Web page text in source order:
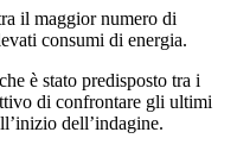
il maggior numero di
consumi di energia.
è stato predisposto tra i
di confrontare gli ultimi
dell’indagine.